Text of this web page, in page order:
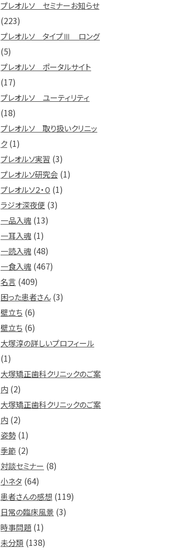
プレオルソ セミナーお知らせ
(223)
プレオルソ タイプⅢ ロング
(5)
プレオルソ ポータルサイト
(17)
プレオルソ ユーティリティ
(18)
プレオルソ 取り扱いクリニッ
ク (1)
プレオルソ実習 (3)
プレオルソ研究会 (1)
プレオルソ２・０ (1)
ラジオ深夜便 (3)
一品入魂 (13)
一耳入魂 (1)
一読入魂 (48)
一食入魂 (467)
名言 (409)
困った患者さん(3)
壁立ち (6)
壁立ち (6)
大塚淳の詳しいプロフィール
(1)
大塚矯正歯科クリニックのご案
内 (2)
大塚矯正歯科クリニックのご案
内 (2)
姿勢 (1)
季節 (2)
対談セミナー (8)
小ネタ (64)
患者さんの感想 (119)
日常の臨床風景 (3)
時事問題 (1)
未分類 (138)